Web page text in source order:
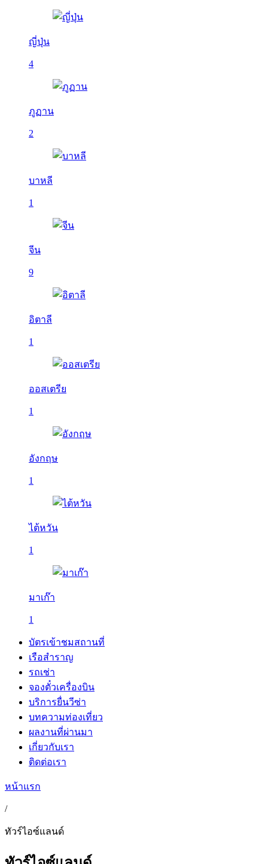
ญี่ปุ่น
4
ภูฏาน
2
บาหลี
1
จีน
9
อิตาลี
1
ออสเตรีย
1
อังกฤษ
1
ไต้หวัน
1
มาเก๊า
1
บัตรเข้าชมสถานที่
เรือสำราญ
รถเช่า
จองตั๋วเครื่องบิน
บริการยื่นวีซ่า
บทความท่องเที่ยว
ผลงานที่ผ่านมา
เกี่ยวกับเรา
ติดต่อเรา
หน้าแรก
/
ทัวร์ไอซ์แลนด์